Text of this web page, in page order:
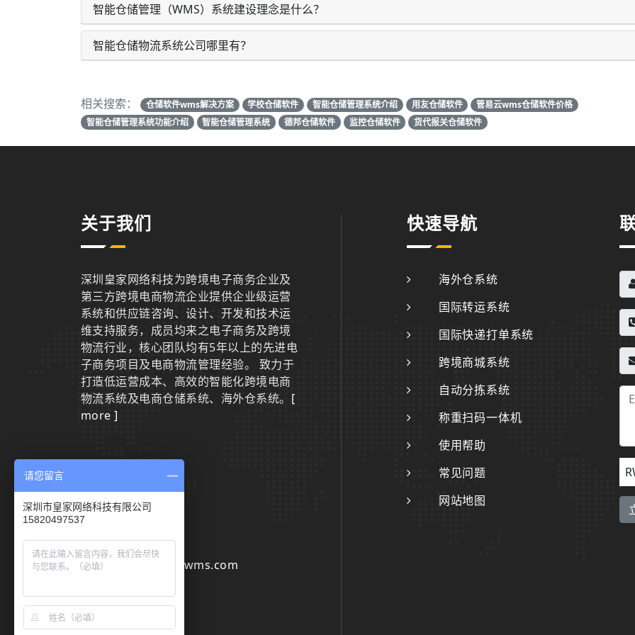
智能仓储管理（WMS）系统建设理念是什么？
智能仓储物流系统公司哪里有？
相关搜索： 仓储软件wms解决方案 学校仓储软件 智能仓储管理系统介绍 用友仓储软件
管易云wms仓储软件价格
智能仓储管理系统功能介绍
智能仓储管理系统 德邦仓储软件 监控仓储软件 货代报关仓储软件
关于我们
深圳皇家网络科技为跨境电子商务企业及
第三方跨境电商物流企业提供企业级运营
系统和供应链咨询、设计、开发和技术运
维支持服务，成员均来之电子商务及跨境
物流行业，核心团队均有5年以上的先进电
子商务项目及电商物流管理经验。 致力于
打造低运营成本、高效的智能化跨境电商
物流系统及电商仓储系统、海外仓系统。 [
more ]
联系我们
0755-29801942
sales@huangjiawms.com
快速导航
海外仓系统
国际转运系统
国际快递打单系统
跨境商城系统
自动分拣系统
称重扫码一体机
使用帮助
常见问题
网站地图
请您留言
深圳市皇家网络科技有限公司
15820497537